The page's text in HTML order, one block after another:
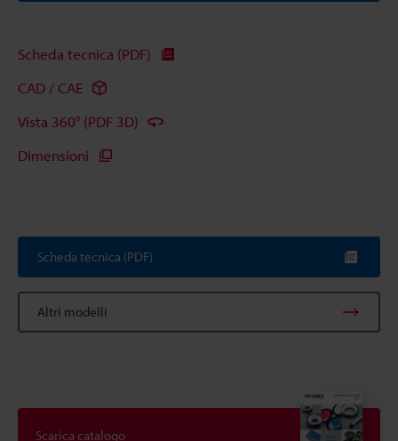
Scheda tecnica (PDF)
CAD / CAE
Vista 360° (PDF 3D)
Dimensioni
Scheda tecnica (PDF)
Altri modelli
Scarica catalogo